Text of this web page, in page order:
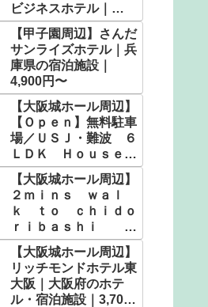
ビジネスホテル｜
5,900円〜
【甲子園周辺】さんだ
サンライズホテル｜兵
庫県の宿泊施設｜
4,900円〜
【大阪城ホール周辺】
【Ｏｐｅｎ】無料駐車
場／ＵＳＪ・難波 ６
ＬＤＫ Ｈｏｕｓｅ／
民泊｜大阪府のホテ
ル・宿泊施設｜9,280
円〜
【大阪城ホール周辺】
２ｍｉｎｓ ｗａｌ
ｋ ｔｏ ｃｈｉｄｏ
ｒｉｂａｓｈｉ Ｕ
ＳＪ／民泊｜大阪府の
ホテル・宿泊施設｜
5,104円〜
【大阪城ホール周辺】
リッチモンドホテル東
大阪｜大阪府のホテ
ル・宿泊施設｜3,700